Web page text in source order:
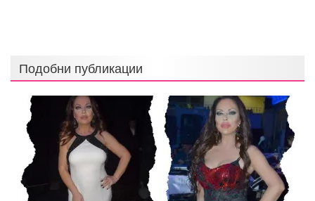
Подобни публикации